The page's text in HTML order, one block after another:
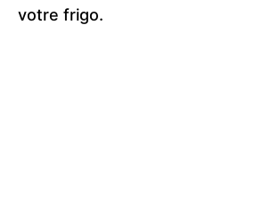
votre frigo.